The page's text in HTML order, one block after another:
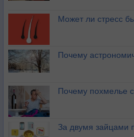
Может ли стресс
Почему
Почему похмелье
За двумя зайцами